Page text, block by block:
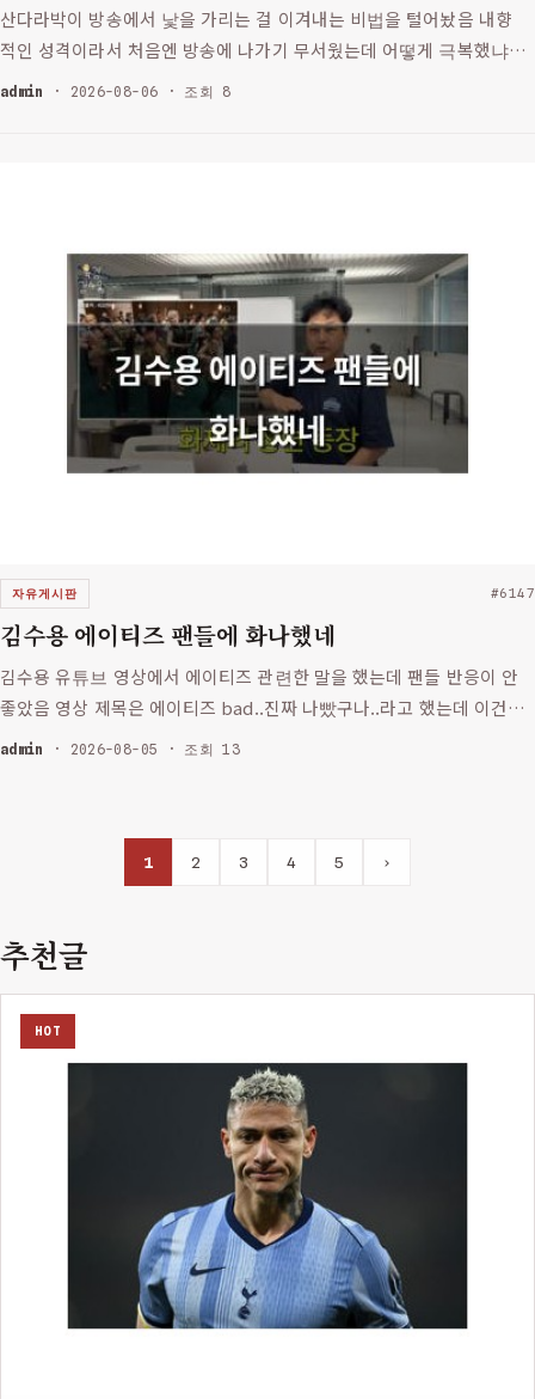
산다라박이 방송에서 낯을 가리는 걸 이겨내는 비법을 털어놨음 내향
적인 성격이라서 처음엔 방송에 나가기 무서웠는데 어떻게 극복했냐고
물었더니 말이야 그건 자기가 뭔가를 해내는 게 아니라 다른 사람에게
admin · 2026-08-06 · 조회 8
자유게시판 #6147
김수용 에이티즈 팬들에 화나했네
김수용 유튜브 영상에서 에이티즈 관련한 말을 했는데 팬들 반응이 안
좋았음 영상 제목은 에이티즈 bad..진짜 나빴구나..라고 했는데 이건
좀 과격한 표현 같음 김수용은 자신이 어릴 때부터 에이티즈를 좋아했
admin · 2026-08-05 · 조회 13
1 2 3 4 5 ›
추천글
HOT